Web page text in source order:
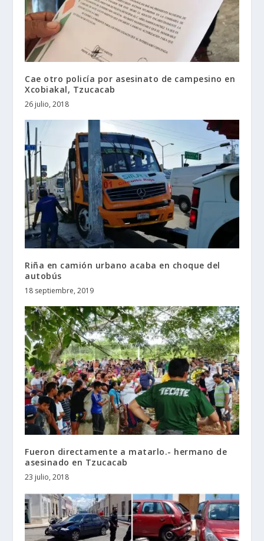
Cae otro policía por asesinato de campesino en
Xcobiakal, Tzucacab
26 julio, 2018
Riña en camión urbano acaba en choque del
autobús
18 septiembre, 2019
Fueron directamente a matarlo.- hermano de
asesinado en Tzucacab
23 julio, 2018